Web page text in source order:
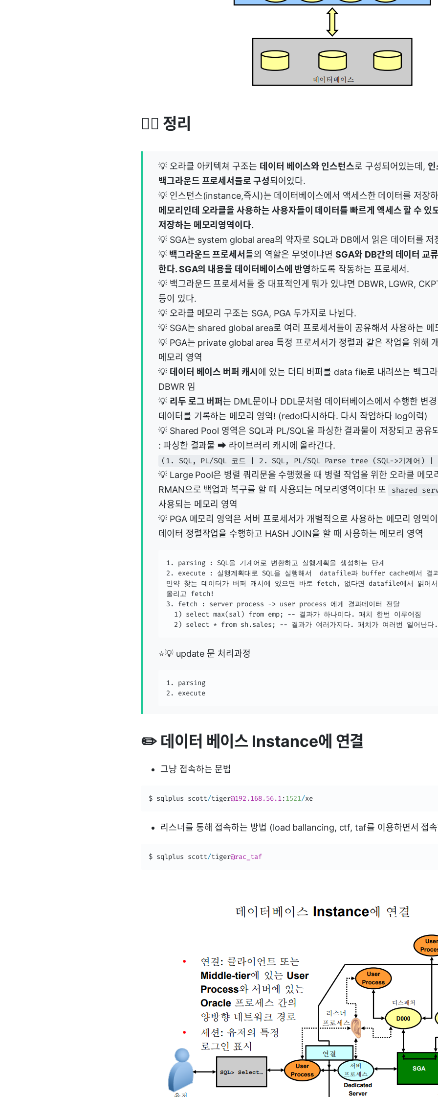
✍🏻 정리
💡 오라클 아키텍쳐 구조는 데이터 베이스와 인스턴스로 구성되어있는데,
백그라운드 프로세서들로 구성되어있다.
💡 인스턴스(instance,즉시)는 데이터베이스에서 액세스한 데이터를 저장
메모리인데 오라클을 사용하는 사용자들이 데이터를 빠르게 엑세스 할 수 있
저장하는 메모리영역이다.
💡 SGA는 system global area의 약자로 SQL과 DB에서 읽은 데이터를 저
💡백그라운드 프로세서들의 역할은 무엇이냐면SGA와 DB간의 데이터 교
한다. SGA의 내용을 데이터베이스에 반영하도록 작동하는 프로세서.
💡 백그라운드 프로세서들 중 대표적인게 뭐가 있냐면 DBWR, LGWR,
등이 있다.
💡 오라클 메모리 구조는 SGA, PGA 두가지로 나뉜다.
💡 SGA는 shared global area로 여러 프로세서들이 공유해서 사용하는 메
💡 PGA는 private global area 특정 프로세서가 정렬과 같은 작업을 위해
메모리 영역
💡 데이터 베이스 버퍼 캐시 에 있는 더티 버퍼를 data file로 내려쓰는 백그
DBWR 임
💡 리두 로그 버퍼는 DML문이나 DDL문처럼 데이터베이스에서 수행한 변
데이터를 기록하는 메모리 영역! (redo!다시하다. 다시 작업하다 log이력)
💡 Shared Pool 영역은 SQL과 PL/SQL을 파싱한 결과물이 저장되고 공유
: 파싱한 결과물 ➡️ 라이브러리 캐시에 올라간다.
(1. SQL, PL/SQL 코드 | 2. SQL, PL/SQL Parse tree (SQL->기계어) |
💡 Large Pool은 병렬 쿼리문을 수행했을 때 병렬 작업을 위한 오라클 메모
RMAN으로 백업과 복구를 할 때 사용되는 메모리영역이다! 또
shared
사용되는 메모리 영역
💡 PGA 메모리 영역은 서버 프로세서가 개별적으로 사용하는 메모리 영역
데이터 정렬작업을 수행하고 HASH JOIN을 할 때 사용하는 메모리 영역
1. parsing : SQL을 기계어로 변환하고 실행계획을 생성하는 단계
2. execute : 실행계획대로 SQL을 실행해서  datafile과 buffer cache에서 결
만약 찾는 데이터가 버퍼 캐시에 있으면 바로 fetch, 없다면 datafile에서 읽어
올리고 fetch!
3. fetch : server process -> user process 에게 결과데이터 전달
  1) select max(sal) from emp; -- 결과가 하나이다. 패치 한번 이루어짐
  2) select * from sh.sales; -- 결과가 여러가지다. 패치가 여러번 일어난다.
⭐💡 update 문 처리과정
1. parsing
2. execute
✏️ 데이터 베이스 Instance에 연결
그냥 접속하는 문법
$ sqlplus scott/tiger@192.168.56.1:1521/xe
리스너를 통해 접속하는 방법 (load ballancing, ctf, taf를 이용하면서 접
$ sqlplus scott/tiger@rac_taf